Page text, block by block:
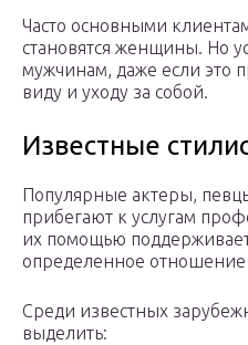
Часто основными
становятся женщины. Но
мужчинам, даже если это
виду и уходу за собой.
Известные
Популярные актеры,
прибегают к услугам
их помощью
определенное отношение
Среди известных
выделить: